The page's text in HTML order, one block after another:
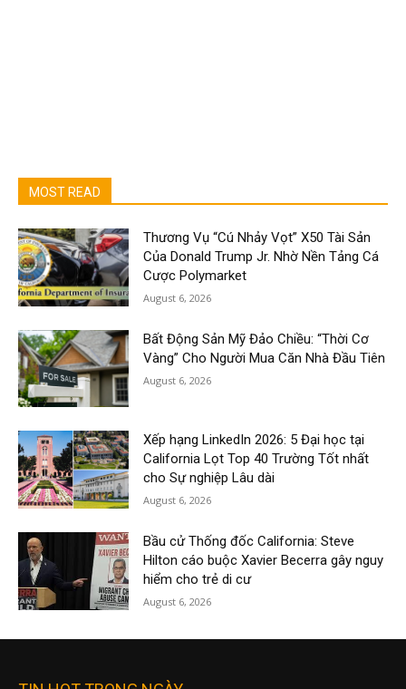
MOST READ
Thương Vụ “Cú Nhảy Vọt” X50 Tài Sản
Của Donald Trump Jr. Nhờ Nền Tảng Cá
Cược Polymarket
August 6, 2026
Bất Động Sản Mỹ Đảo Chiều: “Thời Cơ
Vàng” Cho Người Mua Căn Nhà Đầu Tiên
August 6, 2026
Xếp hạng LinkedIn 2026: 5 Đại học tại
California Lọt Top 40 Trường Tốt nhất
cho Sự nghiệp Lâu dài
August 6, 2026
Bầu cử Thống đốc California: Steve
Hilton cáo buộc Xavier Becerra gây nguy
hiểm cho trẻ di cư
August 6, 2026